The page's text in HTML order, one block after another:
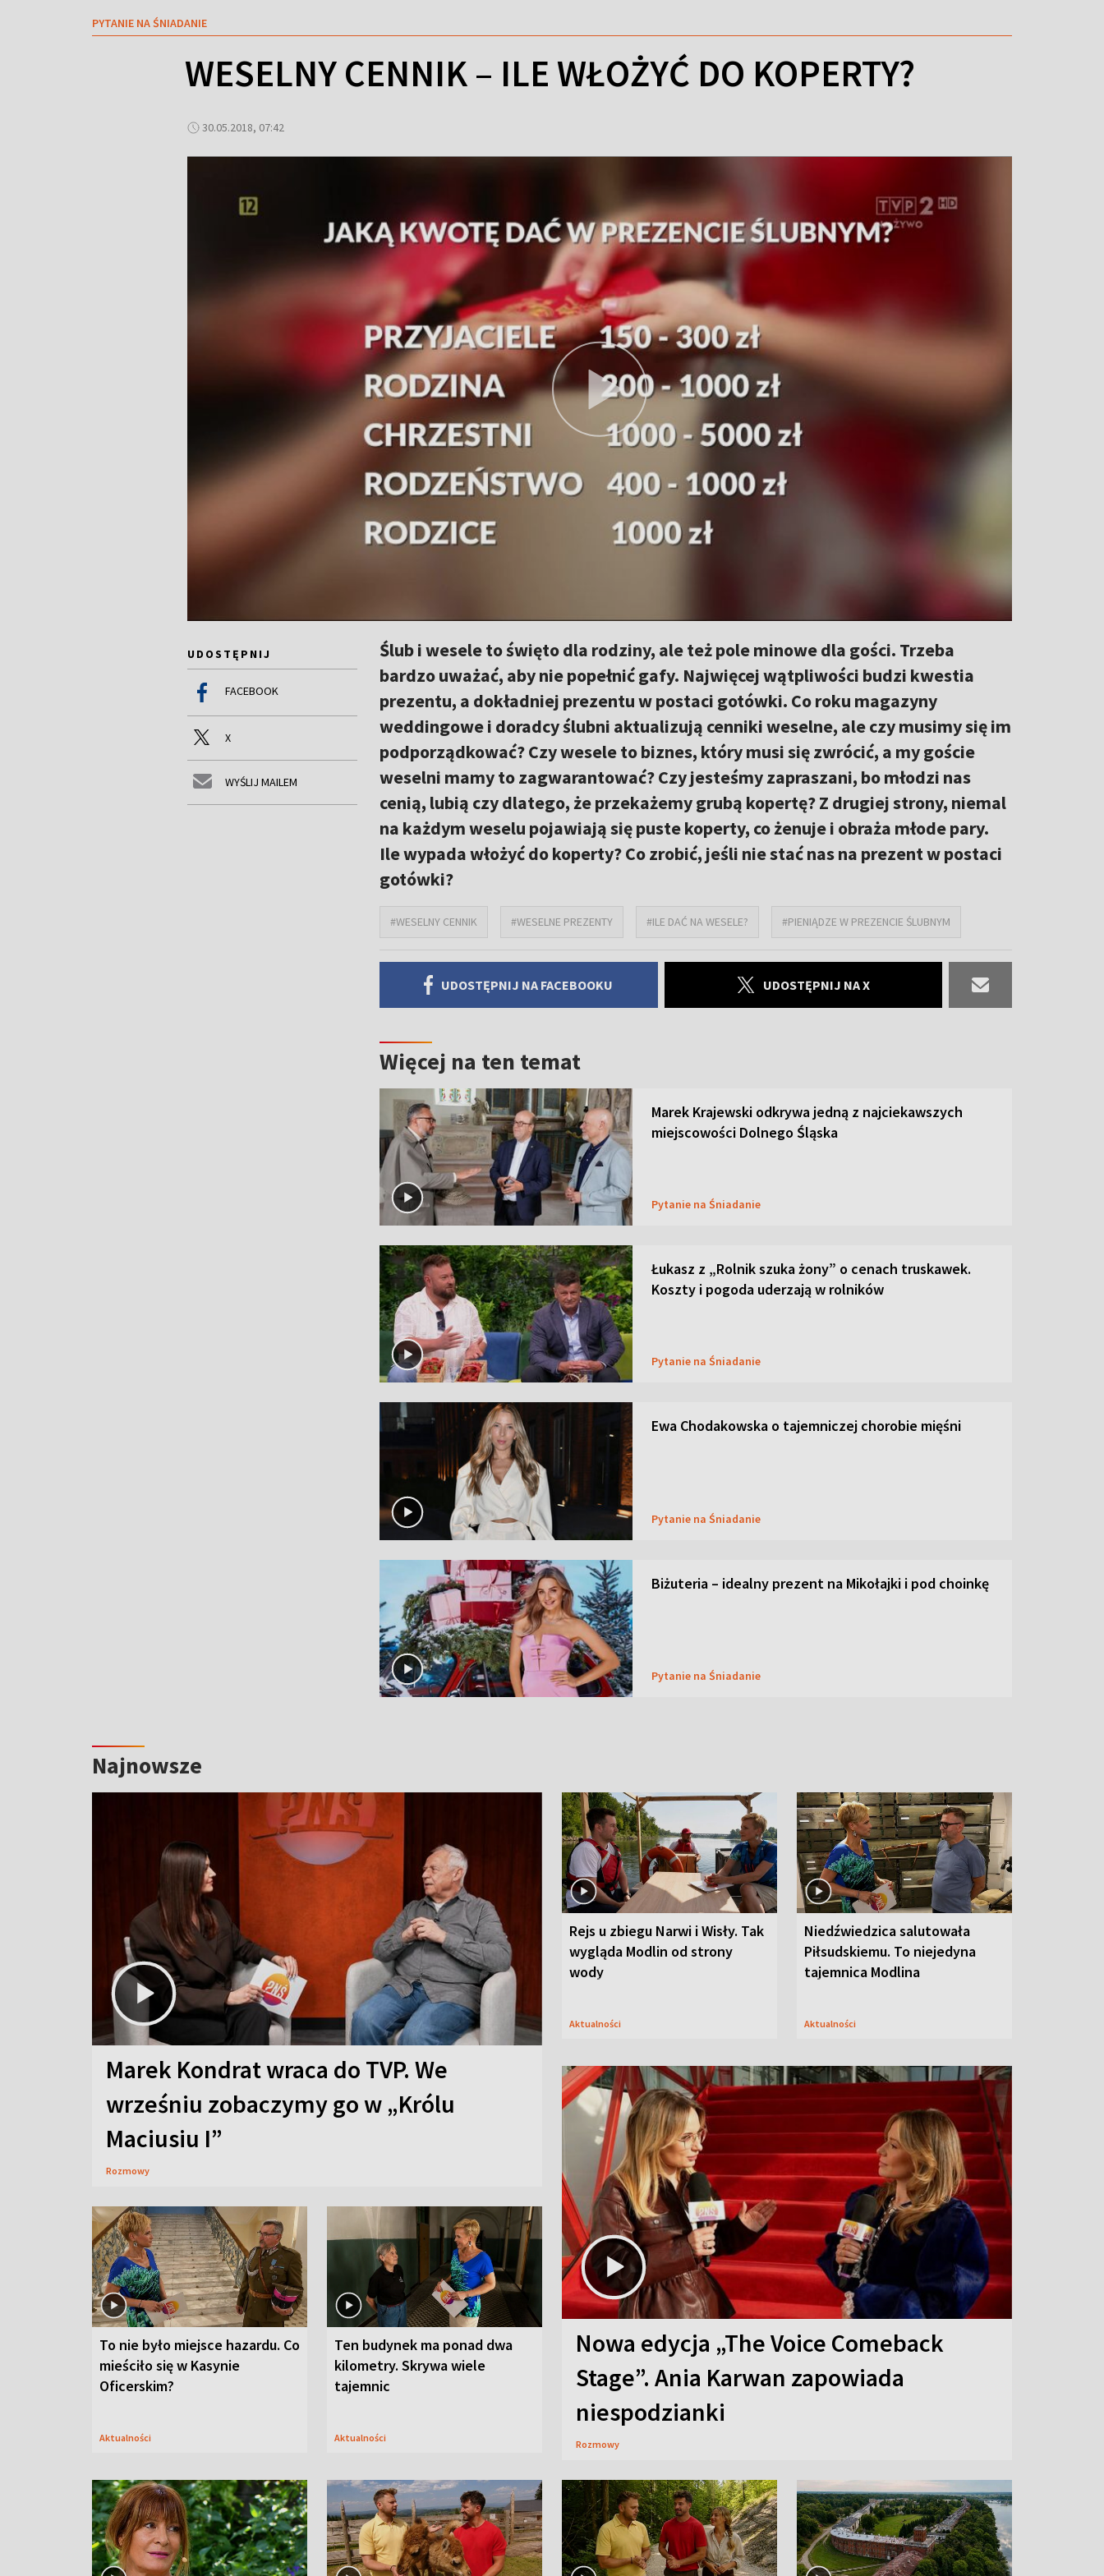
PYTANIE NA ŚNIADANIE
WESELNY CENNIK – ILE WŁOŻYĆ DO KOPERTY?
30.05.2018, 07:42
UDOSTĘPNIJ
FACEBOOK
X
WYŚLIJ MAILEM
Ślub i wesele to święto dla rodziny, ale też pole minowe dla gości. Trzeba
bardzo uważać, aby nie popełnić gafy. Najwięcej wątpliwości budzi kwestia
prezentu, a dokładniej prezentu w postaci gotówki. Co roku magazyny
weddingowe i doradcy ślubni aktualizują cenniki weselne, ale czy musimy się im
podporządkować? Czy wesele to biznes, który musi się zwrócić, a my goście
weselni mamy to zagwarantować? Czy jesteśmy zapraszani, bo młodzi nas
cenią, lubią czy dlatego, że przekażemy grubą kopertę? Z drugiej strony, niemal
na każdym weselu pojawiają się puste koperty, co żenuje i obraża młode pary.
Ile wypada włożyć do koperty? Co zrobić, jeśli nie stać nas na prezent w postaci
gotówki?
#WESELNY CENNIK #WESELNE PREZENTY #ILE DAĆ NA WESELE? #PIENIĄDZE W PREZENCIE ŚLUBNYM
UDOSTĘPNIJ NA FACEBOOKU UDOSTĘPNIJ NA X
Więcej na ten temat
Marek Krajewski odkrywa jedną z najciekawszych
miejscowości Dolnego Śląska
Pytanie na Śniadanie
Łukasz z „Rolnik szuka żony” o cenach truskawek.
Koszty i pogoda uderzają w rolników
Pytanie na Śniadanie
Ewa Chodakowska o tajemniczej chorobie mięśni
Pytanie na Śniadanie
Biżuteria – idealny prezent na Mikołajki i pod choinkę
Pytanie na Śniadanie
Najnowsze
Marek Kondrat wraca do TVP. We
wrześniu zobaczymy go w „Królu
Maciusiu I”
Rozmowy
Rejs u zbiegu Narwi i Wisły. Tak
wygląda Modlin od strony
wody
Aktualności
Niedźwiedzica salutowała
Piłsudskiemu. To niejedyna
tajemnica Modlina
Aktualności
To nie było miejsce hazardu. Co
mieściło się w Kasynie
Oficerskim?
Aktualności
Ten budynek ma ponad dwa
kilometry. Skrywa wiele
tajemnic
Aktualności
Nowa edycja „The Voice Comeback
Stage”. Ania Karwan zapowiada
niespodzianki
Rozmowy